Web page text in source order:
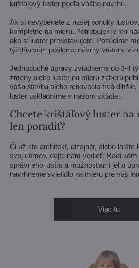
krištáľový luster podľa vášho návrhu.
Ak si nevyberiete z našej ponuky
kompletne na mieru. Potrebujeme len
ako si luster predstavujete. Posúdime
týždňa vám pošleme návrhy vrátane
Jednoduché úpravy zvládneme do 3-4
zmeny alebo luster na mieru zaberú
vaša stavba alebo renovácia trvá
luster uskladníme v našom sklade..
Chcete krištáľový luster na
len poradiť?
Či už ste architekt, dizajnér, alebo ladíte
svoj domov, dajte nám vedieť. Radi
správneho lustra a možnosťami jeho
navrhneme svietidlo na mieru pre váš
Viac tu